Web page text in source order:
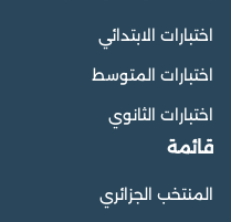
اختبارات الابتدائي
اختبارات المتوسط
اختبارات الثانوي
قائمة
المنتخب الجزائري